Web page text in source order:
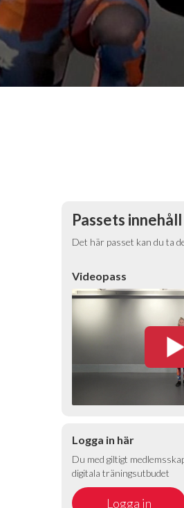
Passets innehåll
Det här passet kan du ta
Videopass
Logga in här
Du med giltigt
digitala träningsutbudet